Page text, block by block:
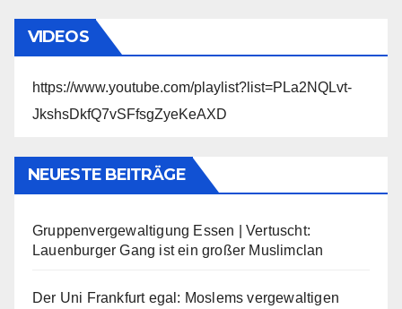
VIDEOS
https://www.youtube.com/playlist?list=PLa2NQLvt-
JkshsDkfQ7vSFfsgZyeKeAXD
NEUESTE BEITRÄGE
Gruppenvergewaltigung Essen | Vertuscht:
Lauenburger Gang ist ein großer Muslimclan
Der Uni Frankfurt egal: Moslems vergewaltigen